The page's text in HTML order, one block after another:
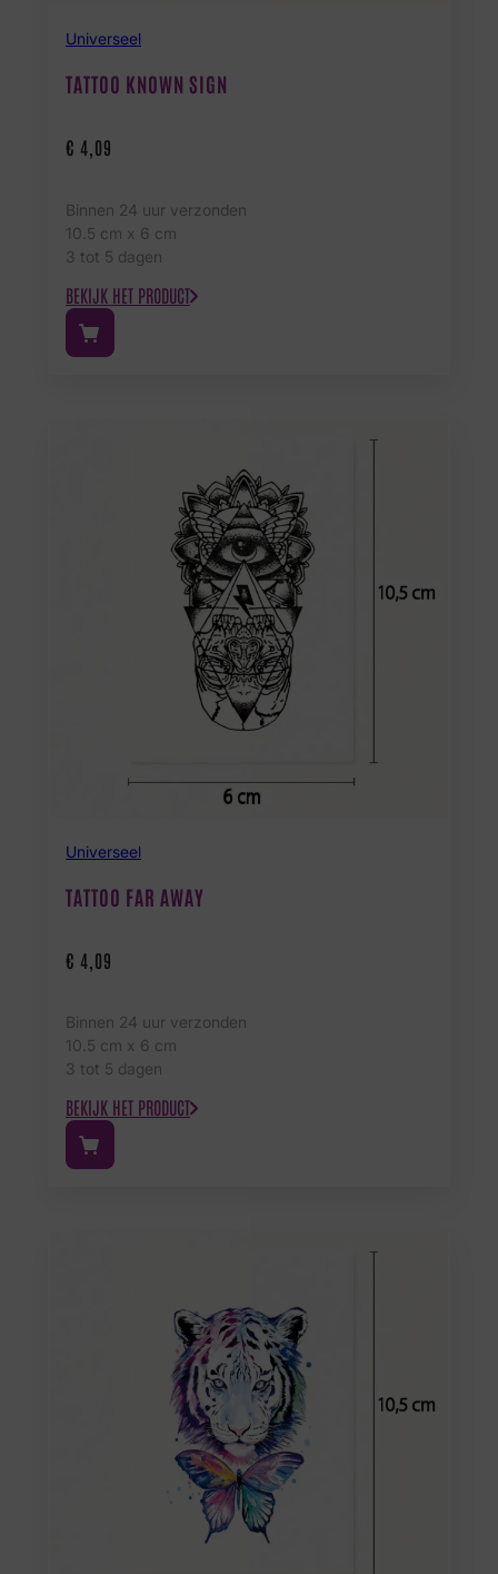
Universeel
TATTOO KNOWN SIGN
€ 4,09
Binnen 24 uur verzonden
10.5 cm x 6 cm
3 tot 5 dagen
BEKIJK HET PRODUCT
Universeel
TATTOO FAR AWAY
€ 4,09
Binnen 24 uur verzonden
10.5 cm x 6 cm
3 tot 5 dagen
BEKIJK HET PRODUCT